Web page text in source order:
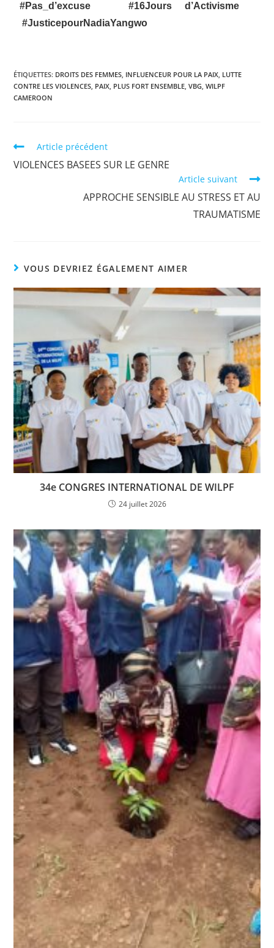
#Pas_d’excuse
#16Jours d’Activisme
#JusticepourNadiaYangwo
ÉTIQUETTES: DROITS DES FEMMES, INFLUENCEUR POUR LA PAIX, LUTTE
CONTRE LES VIOLENCES, PAIX, PLUS FORT ENSEMBLE, VBG, WILPF
CAMEROON
Article précédent
VIOLENCES BASEES SUR LE GENRE
Article suivant
APPROCHE SENSIBLE AU STRESS ET AU
TRAUMATISME
VOUS DEVRIEZ ÉGALEMENT AIMER
34e CONGRES INTERNATIONAL DE WILPF
24 juillet 2026